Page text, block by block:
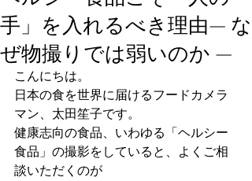
手」を入れるべき理由— な
ぜ物撮りでは弱いのか —
こんにちは。
日本の食を世界に届けるフードカメラ
マン、太田笙子です。
健康志向の食品、いわゆる「ヘルシー
食品」の撮影をしていると、よくご相
談いただくのが